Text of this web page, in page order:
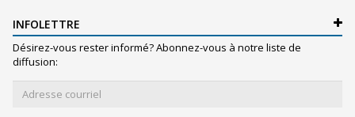
INFOLETTRE
Désirez-vous rester informé? Abonnez-vous à notre liste de
diffusion: